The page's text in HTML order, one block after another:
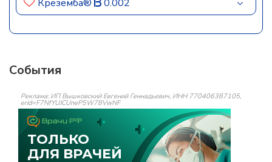
Креземба® 0.002
События
Реклама: ИП Вышковский Евгений Геннадьевич, ИНН 770406387105,
erid=F7NfYUJCUneP5W78VwNF